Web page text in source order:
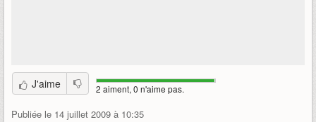
J'aime 2 aiment, 0 n'aime pas.
Publiée le 14 juillet 2009 à 10:35